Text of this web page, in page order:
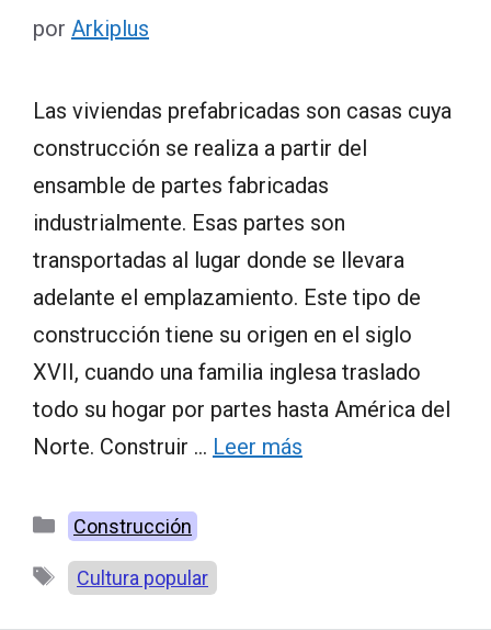
por Arkiplus
Las viviendas prefabricadas son casas cuya
construcción se realiza a partir del
ensamble de partes fabricadas
industrialmente. Esas partes son
transportadas al lugar donde se llevara
adelante el emplazamiento. Este tipo de
construcción tiene su origen en el siglo
XVII, cuando una familia inglesa traslado
todo su hogar por partes hasta América del
Norte. Construir … Leer más
Categorías
Construcción
Etiquetas
Cultura popular